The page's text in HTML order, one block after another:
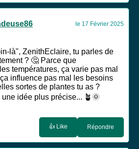
le 17 Février 2025
là", ZenithEclaire, tu parles de
? 🤔 Parce que
températures, ça varie pas mal
influence pas mal les besoins
sortes de plantes tu as ?
idée plus précise... 🪴🌞
👍 Like Répondre